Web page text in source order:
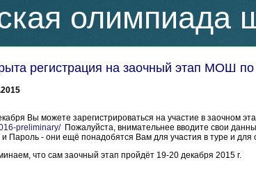
олимпиада
регистрация на заочный этап МОШ по
Вы можете зарегистрироваться на участие в заочном
preliminary/Пожалуйста, внимательнее вводите свои
и Пароль - они ещё понадобятся Вам для участия в туре и
что сам заочный этап пройдёт 19-20 декабря 2015 г.